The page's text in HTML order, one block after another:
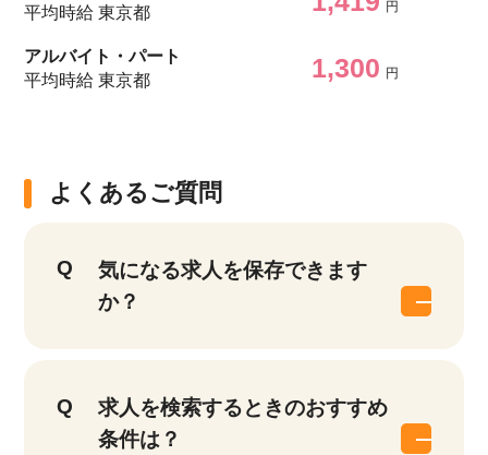
平均時給 東京都
円
アルバイト・パート
平均時給 東京都
1,300 円
よくあるご質問
気になる求人を保存できます
か？
求人を検索するときのおすすめ
条件は？
該当件数
17,050 件
他の条件を選択